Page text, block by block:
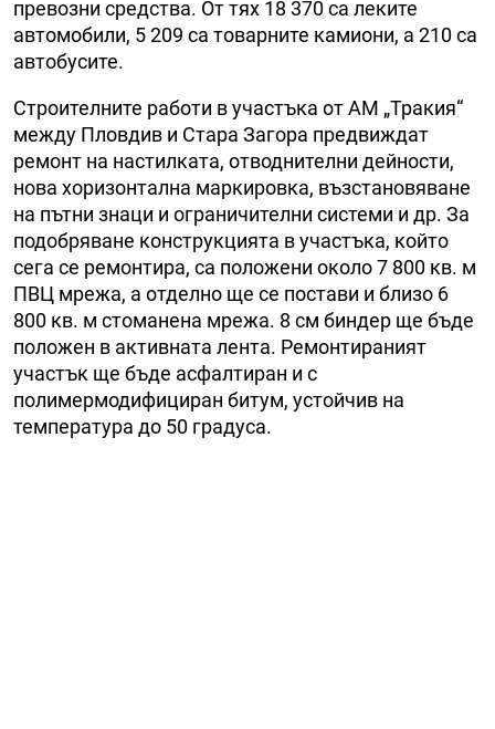
превозни средства. От тях 18 370 са леките
автомобили, 5 209 са товарните камиони, а 210 са
автобусите.
Строителните работи в участъка от АМ „Тракия“
между Пловдив и Стара Загора предвиждат
ремонт на настилката, отводнителни дейности,
нова хоризонтална маркировка, възстановяване
на пътни знаци и ограничителни системи и др. За
подобряване конструкцията в участъка, който
сега се ремонтира, са положени около 7 800 кв. м
ПВЦ мрежа, а отделно ще се постави и близо 6
800 кв. м стоманена мрежа. 8 см биндер ще бъде
положен в активната лента. Ремонтираният
участък ще бъде асфалтиран и с
полимермодифициран битум, устойчив на
температура до 50 градуса.